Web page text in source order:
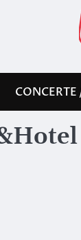
CONCERTE